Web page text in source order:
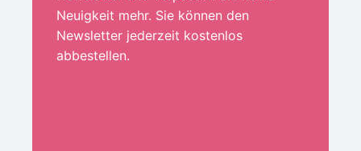
Neuigkeit mehr. Sie können den
Newsletter jederzeit kostenlos
abbestellen.